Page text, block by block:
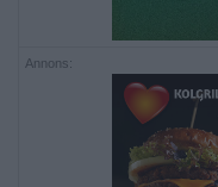
Annons: